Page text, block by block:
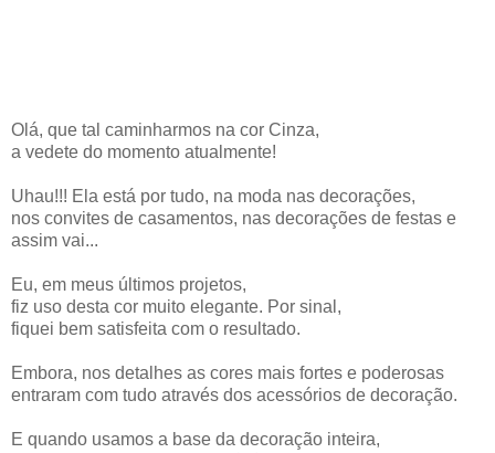
Olá, que tal caminharmos na cor Cinza,
a vedete do momento atualmente!
Uhau!!! Ela está por tudo, na moda nas decorações,
nos convites de casamentos, nas decorações de festas e
assim vai...
Eu, em meus últimos projetos,
fiz uso desta cor muito elegante. Por sinal,
fiquei bem satisfeita com o resultado.
Embora, nos detalhes as cores mais fortes e poderosas
entraram com tudo através dos acessórios de decoração.
E quando usamos a base da decoração inteira,